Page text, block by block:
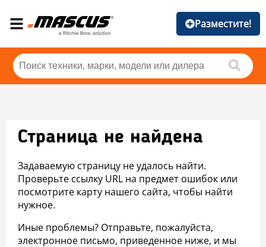
Разместите!
Страница не найдена
Задаваемую страницу не удалось найти.
Проверьте ссылку URL на предмет ошибок или
посмотрите карту нашего сайта, чтобы найти
нужное.
Иные проблемы? Отправьте, пожалуйста,
электронное письмо, приведенное ниже, и мы